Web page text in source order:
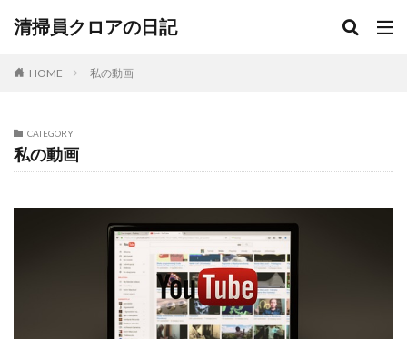
清掃員クロアの日記
HOME 私の動画
CATEGORY
私の動画